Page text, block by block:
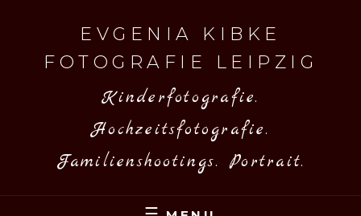
EVGENIA KIBKE
FOTOGRAFIE LEIPZIG
Kinderfotografie.
Hochzeitsfotografie.
Familienshootings. Portrait.